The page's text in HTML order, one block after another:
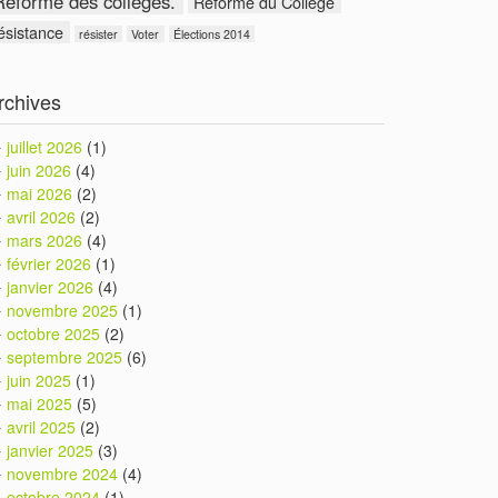
résister Voter Élections 2014
juillet 2026 (1)
juin 2026 (4)
mai 2026 (2)
avril 2026 (2)
mars 2026 (4)
février 2026 (1)
janvier 2026 (4)
novembre 2025 (1)
octobre 2025 (2)
septembre 2025 (6)
juin 2025 (1)
mai 2025 (5)
avril 2025 (2)
janvier 2025 (3)
novembre 2024 (4)